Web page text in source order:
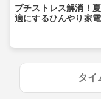
プチストレス解消！
適にするひんやり家
タイ